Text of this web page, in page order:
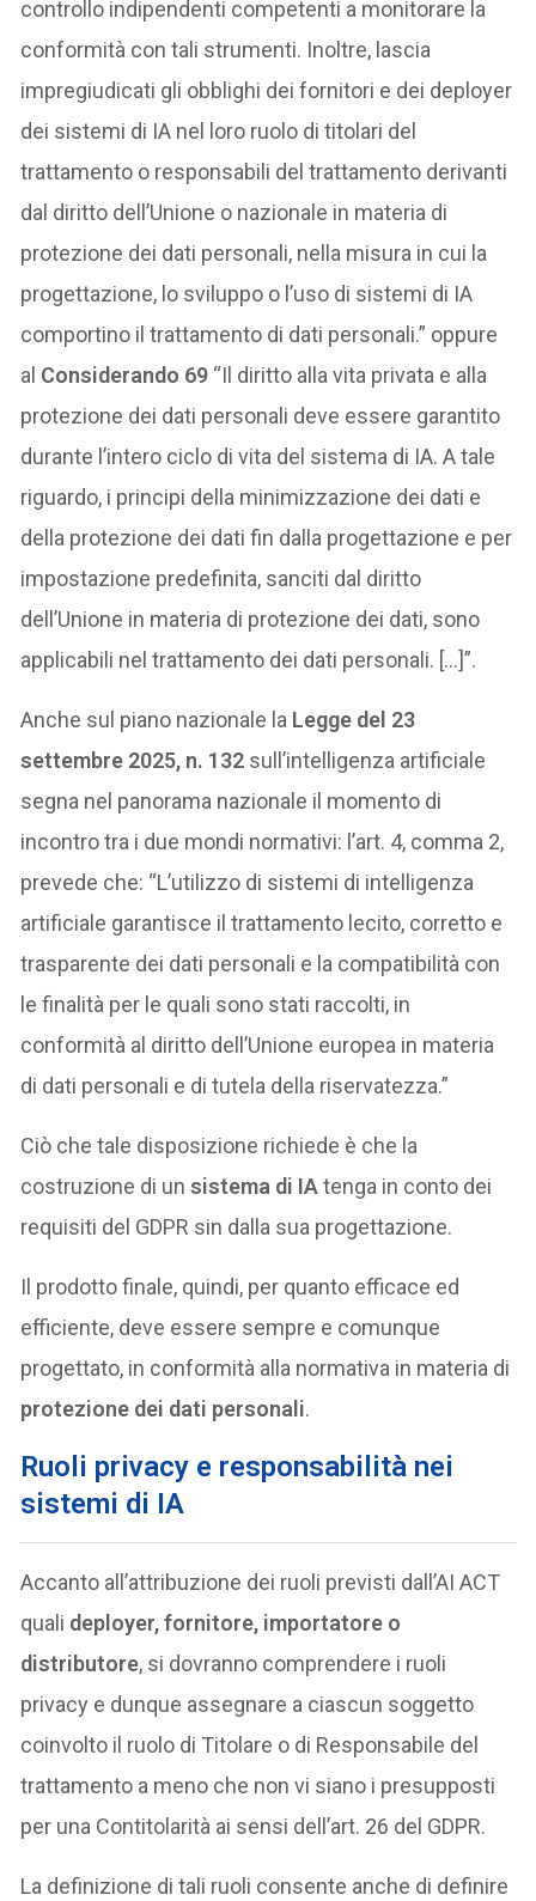
controllo indipendenti competenti a monitorare la
conformità con tali strumenti. Inoltre, lascia
impregiudicati gli obblighi dei fornitori e dei deployer
dei sistemi di IA nel loro ruolo di titolari del
trattamento o responsabili del trattamento derivanti
dal diritto dell’Unione o nazionale in materia di
protezione dei dati personali, nella misura in cui la
progettazione, lo sviluppo o l’uso di sistemi di IA
comportino il trattamento di dati personali.” oppure
al Considerando 69 “Il diritto alla vita privata e alla
protezione dei dati personali deve essere garantito
durante l’intero ciclo di vita del sistema di IA. A tale
riguardo, i principi della minimizzazione dei dati e
della protezione dei dati fin dalla progettazione e per
impostazione predefinita, sanciti dal diritto
dell’Unione in materia di protezione dei dati, sono
applicabili nel trattamento dei dati personali. […]”.
Anche sul piano nazionale la Legge del 23
settembre 2025, n. 132 sull’intelligenza artificiale
segna nel panorama nazionale il momento di
incontro tra i due mondi normativi: l’art. 4, comma 2,
prevede che: “L’utilizzo di sistemi di intelligenza
artificiale garantisce il trattamento lecito, corretto e
trasparente dei dati personali e la compatibilità con
le finalità per le quali sono stati raccolti, in
conformità al diritto dell’Unione europea in materia
di dati personali e di tutela della riservatezza.”
Ciò che tale disposizione richiede è che la
costruzione di unsistema di IAtenga in conto dei
requisiti del GDPR sin dalla sua progettazione.
Il prodotto finale, quindi, per quanto efficace ed
efficiente, deve essere sempre e comunque
progettato, in conformità alla normativa in materia di
protezione dei dati personali.
Ruoli privacy e responsabilità nei
sistemi di IA
Accanto all’attribuzione dei ruoli previsti dall’AI ACT
quali deployer, fornitore, importatore o
distributore, si dovranno comprendere i ruoli
privacy e dunque assegnare a ciascun soggetto
coinvolto il ruolo di Titolare o di Responsabile del
trattamento a meno che non vi siano i presupposti
per una Contitolarità ai sensi dell’art. 26 del GDPR.
La definizione di tali ruoli consente anche di definire